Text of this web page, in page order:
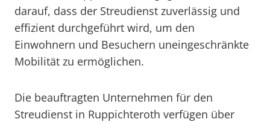
darauf, dass der Streudienst zuverlässig und
effizient durchgeführt wird, um den
Einwohnern und Besuchern uneingeschränkte
Mobilität zu ermöglichen.
Die beauftragten Unternehmen für den
Streudienst in Ruppichteroth verfügen über